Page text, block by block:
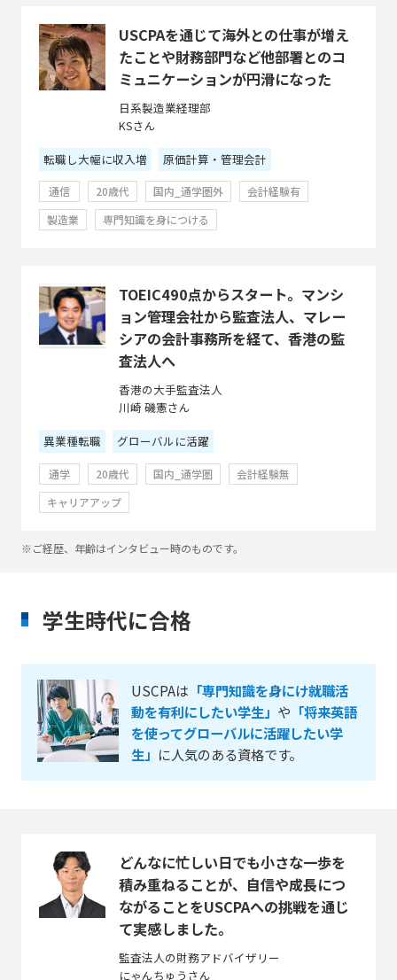
USCPAを通じて海外との仕事が増え
たことや財務部門など他部署とのコ
ミュニケーションが円滑になった
日系製造業経理部
KSさん
転職し大幅に収入増
原価計算・管理会計
通信 20歳代 国内_通学圏外
会計経験有
製造業
専門知識を身につける
TOEIC490点からスタート。マンシ
ョン管理会社から監査法人、マレー
シアの会計事務所を経て、香港の監
査法人へ
香港の大手監査法人
川崎 磯憲さん
異業種転職
グローバルに活躍
通学 20歳代 国内_通学圏
会計経験無
キャリアアップ
※ご経歴、年齢はインタビュー時のものです。
学生時代に合格
USCPAは 「専門知識を身にけ就職活
動を有利にしたい学生」 や 「将来英語
を使ってグローバルに活躍したい学
生」 に人気のある資格です。
どんなに忙しい日でも小さな一歩を
積み重ねることが、自信や成長につ
ながることをUSCPAへの挑戦を通じ
て実感しました。
監査法人の財務アドバイザリー
にゃんちゅうさん